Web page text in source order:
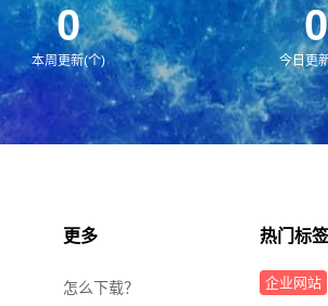
0
本周更新(个)
0
今日更
更多
怎么下载？
热门标签
企业网站